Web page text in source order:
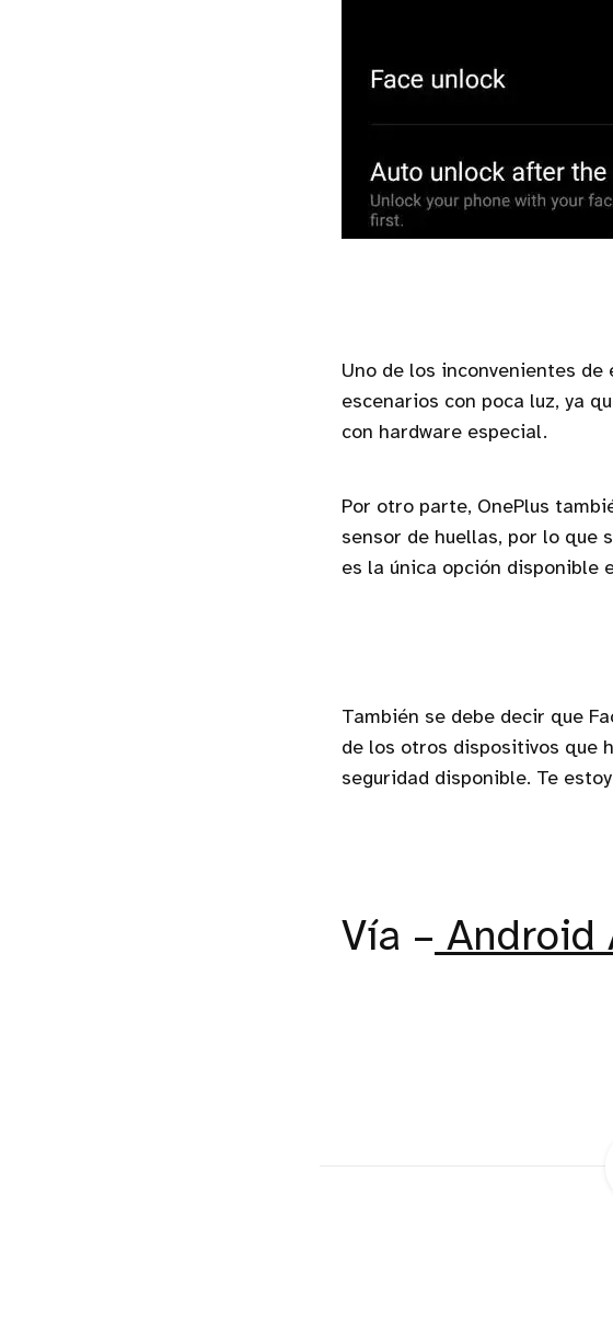
Uno de los inconvenientes
escenarios con poca luz, ya
con hardware especial.
Por otro parte, OnePlus
sensor de huellas, por lo que
es la única opción disponible
También se debe decir que
de los otros dispositivos que
seguridad disponible. Te
Vía – Android